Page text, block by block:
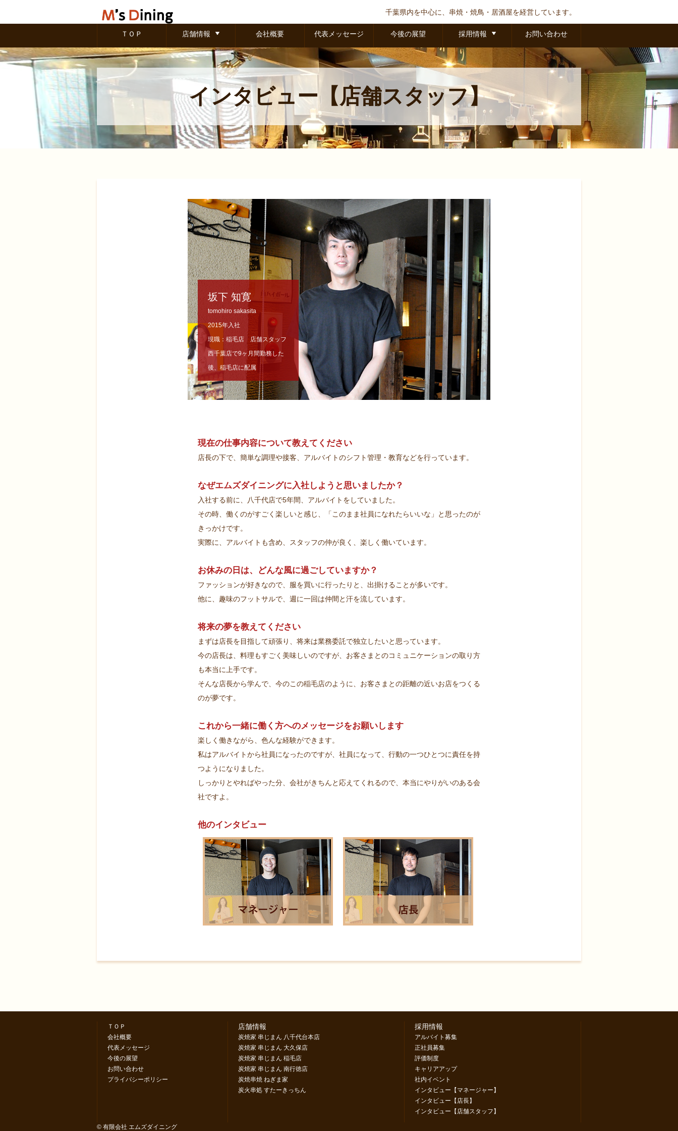
千葉県内を中心に、串焼・焼鳥・居酒屋を経営しています。
ＴＯＰ 店舗情報 会社概要 代表メッセージ 今後の展望 採用情報 お問い合わせ
インタビュー【店舗スタッフ】
坂下 知寛
tomohiro sakasita
2015年入社
現職：稲毛店 店舗スタッフ
西千葉店で9ヶ月間勤務した
後、稲毛店に配属
現在の仕事内容について教えてください
店長の下で、簡単な調理や接客、アルバイトのシフト管理・教育などを行っています。
なぜエムズダイニングに入社しようと思いましたか？
入社する前に、八千代店で5年間、アルバイトをしていました。
その時、働くのがすごく楽しいと感じ、「このまま社員になれたらいいな」と思ったのが
きっかけです。
実際に、アルバイトも含め、スタッフの仲が良く、楽しく働いています。
お休みの日は、どんな風に過ごしていますか？
ファッションが好きなので、服を買いに行ったりと、出掛けることが多いです。
他に、趣味のフットサルで、週に一回は仲間と汗を流しています。
将来の夢を教えてください
まずは店長を目指して頑張り、将来は業務委託で独立したいと思っています。
今の店長は、料理もすごく美味しいのですが、お客さまとのコミュニケーションの取り方
も本当に上手です。
そんな店長から学んで、今のこの稲毛店のように、お客さまとの距離の近いお店をつくる
のが夢です。
これから一緒に働く方へのメッセージをお願いします
楽しく働きながら、色んな経験ができます。
私はアルバイトから社員になったのですが、社員になって、行動の一つひとつに責任を持
つようになりました。
しっかりとやればやった分、会社がきちんと応えてくれるので、本当にやりがいのある会
社ですよ。
他のインタビュー
ＴＯＰ
会社概要
代表メッセージ
今後の展望
お問い合わせ
プライバシーポリシー
店舗情報
炭焼家 串じまん 八千代台本店
炭焼家 串じまん 大久保店
炭焼家 串じまん 稲毛店
炭焼家 串じまん 南行徳店
炭焼串焼 ねぎま家
炭火串処 すたーきっちん
採用情報
アルバイト募集
正社員募集
評価制度
キャリアアップ
社内イベント
インタビュー【マネージャー】
インタビュー【店長】
インタビュー【店舗スタッフ】
© 有限会社 エムズダイニング